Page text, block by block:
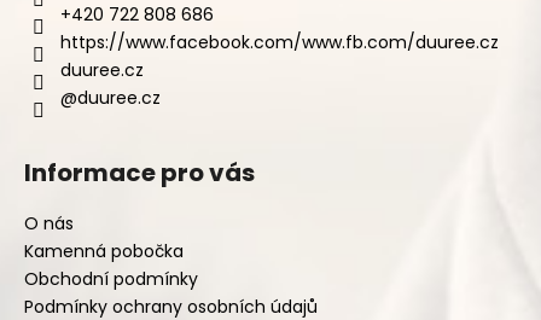
+420 722 808 686
https://www.facebook.com/www.fb.com/duuree.cz
duuree.cz
@duuree.cz
Informace pro vás
O nás
Kamenná pobočka
Obchodní podmínky
Podmínky ochrany osobních údajů